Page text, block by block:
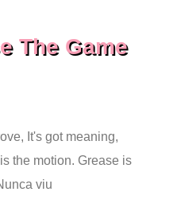
The Game
It's got meaning,
the motion. Grease is
viu